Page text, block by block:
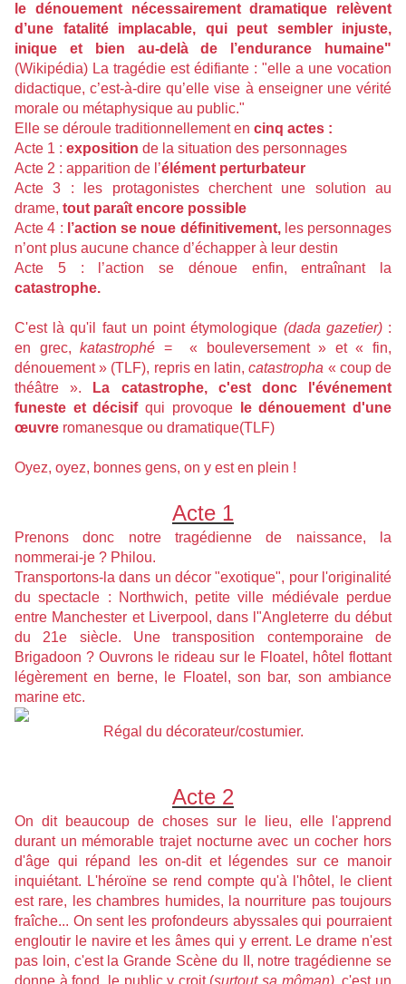
le dénouement nécessairement dramatique relèvent
d’une fatalité implacable, qui peut sembler injuste,
inique et bien au-delà de l’endurance humaine"
(Wikipédia) La tragédie est édifiante : "elle a une vocation
didactique, c’est-à-dire qu’elle vise à enseigner une vérité
morale ou métaphysique au public."
Elle se déroule traditionnellement en cinq actes :
Acte 1 : exposition de la situation des personnages
Acte 2 : apparition de l’élément perturbateur
Acte 3 : les protagonistes cherchent une solution au
drame, tout paraît encore possible
Acte 4 : l’action se noue définitivement,les personnages
n’ont plus aucune chance d’échapper à leur destin
Acte 5 : l’action se dénoue enfin, entraînant la
catastrophe.
C'est là qu'il faut un point étymologique (dada gazetier):
en grec,
katastrophé = « bouleversement » et « fin,
dénouement » (TLF), repris en latin,catastropha « coup de
théâtre ».
La catastrophe, c'est donc l'événement
funeste et décisifqui provoque
le dénouement d'une
œuvre romanesque ou dramatique(TLF)
Oyez, oyez, bonnes gens, on y est en plein !
Acte 1
Prenons donc notre tragédienne de naissance, la
nommerai-je ? Philou.
Transportons-la dans un décor "exotique", pour l'originalité
du spectacle : Northwich, petite ville médiévale perdue
entre Manchester et Liverpool, dans l"Angleterre du début
du 21e siècle. Une transposition contemporaine de
Brigadoon ? Ouvrons le rideau sur le Floatel, hôtel flottant
légèrement en berne, le Floatel, son bar, son ambiance
marine etc.
Régal du décorateur/costumier.
Acte 2
On dit beaucoup de choses sur le lieu, elle l'apprend
durant un mémorable trajet nocturne avec un cocher hors
d'âge qui répand les on-dit et légendes sur ce manoir
inquiétant. L'héroïne se rend compte qu'à l'hôtel, le client
est rare, les chambres humides, la nourriture pas toujours
fraîche... On sent les profondeurs abyssales qui pourraient
engloutir le navire et les âmes qui y errent. Le drame n'est
pas loin, c'est la Grande Scène du II, notre tragédienne se